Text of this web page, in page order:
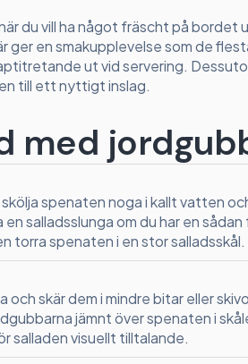
du vill ha något fräscht på bordet
ger en smakupplevelse som de
ut vid servering.
till ett nyttigt inslag.
med
spenaten noga i kallt vatten
salladsslunga om du har en
torra spenaten i en stor salladsskål.
och skär dem i mindre bitar eller
jämnt över spenaten i
salladen visuellt tilltalande.